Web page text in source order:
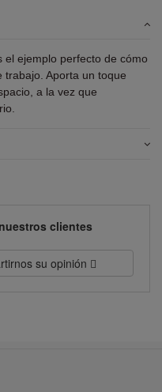
el ejemplo perfecto de cómo
trabajo. Aporta un toque
a la vez que
clientes
su opinión